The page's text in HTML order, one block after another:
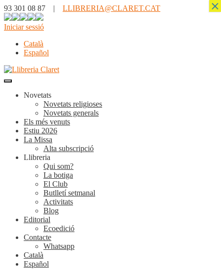
93 301 08 87 | LLIBRERIA@CLARET.CAT
Iniciar sessió
Català
Español
Novetats
Novetats religioses
Novetats generals
Els més venuts
Estiu 2026
La Missa
Alta subscripció
Llibreria
Qui som?
La botiga
El Club
Butlletí setmanal
Activitats
Blog
Editorial
Ecoedició
Contacte
Whatsapp
Català
Español
×